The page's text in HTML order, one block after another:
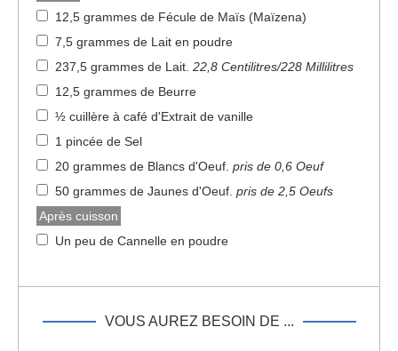
12,5 grammes de Fécule de Maïs (Maïzena)
7,5 grammes de Lait en poudre
237,5 grammes de Lait 22,8 Centilitres/228 Millilitres
12,5 grammes de Beurre
½ cuillère à café d'Extrait de vanille
1 pincée de Sel
20 grammes de Blancs d'Oeuf pris de 0,6 Oeuf
50 grammes de Jaunes d'Oeuf pris de 2,5 Oeufs
Après cuisson
Un peu de Cannelle en poudre
VOUS AUREZ BESOIN DE ...